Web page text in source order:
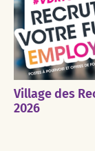
Village des
2026